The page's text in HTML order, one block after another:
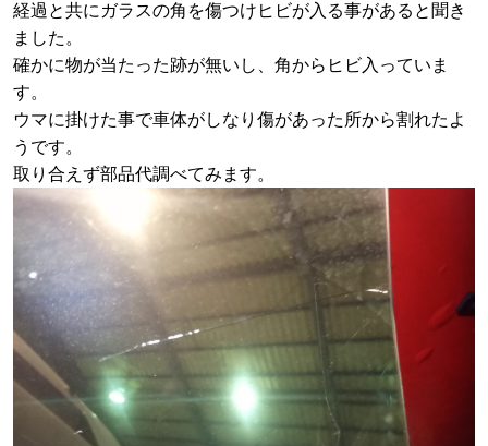
経過と共にガラスの角を傷つけヒビが入る事があると聞き
ました。
確かに物が当たった跡が無いし、角からヒビ入っていま
す。
ウマに掛けた事で車体がしなり傷があった所から割れたよ
うです。
取り合えず部品代調べてみます。